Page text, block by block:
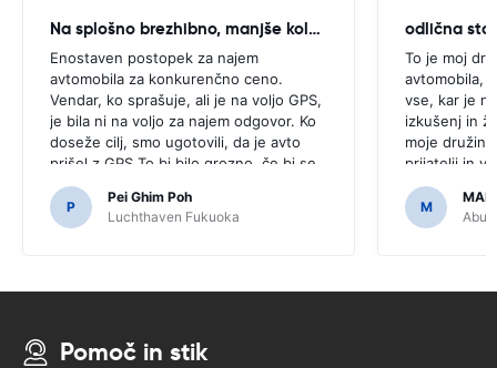
Na splošno brezhibno, manjše kolcanje
Enostaven postopek za najem
avtomobila za konkurenčno ceno.
Vendar, ko sprašuje, ali je na voljo GPS,
je bila ni na voljo za najem odgovor. Ko
doseže cilj, smo ugotovili, da je avto
prišel z GPS.To bi bilo grozno, če bi se
odločili za nakup GPS, kot je bilo
potrebno za navigacijo japonske ceste.
P
Pei Ghim Poh
Luchthaven Fukuoka
odlična
To je moj
avtomobila,
vse, kar je
izkušenj in
moje
prijatelji in
dostopna in
M
Abu
Pomoč in stik